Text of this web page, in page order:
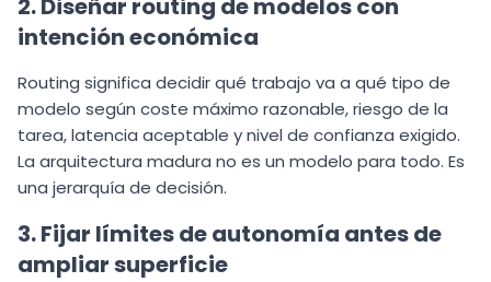
2. Diseñar routing de modelos con
intención económica
Routing significa decidir qué trabajo va a qué tipo de
modelo según coste máximo razonable, riesgo de la
tarea, latencia aceptable y nivel de confianza exigido.
La arquitectura madura no es un modelo para todo. Es
una jerarquía de decisión.
3. Fijar límites de autonomía antes de
ampliar superficie